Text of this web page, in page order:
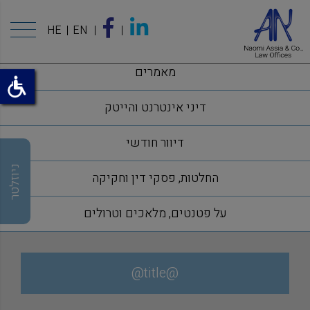
HE EN
מאמרים
דיני אינטרנט והייטק
דיוור חודשי
החלטות, פסקי דין וחקיקה
על פטנטים, מלאכים וטרולים
@title@
ניוזלטר